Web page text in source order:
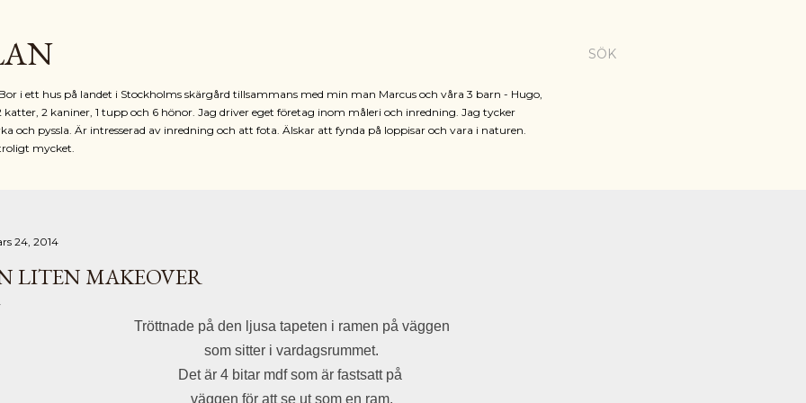
SÖK
i ett hus på landet i Stockholms skärgård tillsammans med min man Marcus och våra 3 barn - Hugo,
katter, 2 kaniner, 1 tupp och 6 hönor. Jag driver eget företag inom måleri och inredning. Jag tycker
och pyssla. Är intresserad av inredning och att fota. Älskar att fynda på loppisar och vara i naturen.
mycket.
24, 2014
LITEN MAKEOVER
Tröttnade på den ljusa tapeten i ramen på väggen
som sitter i vardagsrummet.
Det är 4 bitar mdf som är fastsatt på
väggen för att se ut som en ram.